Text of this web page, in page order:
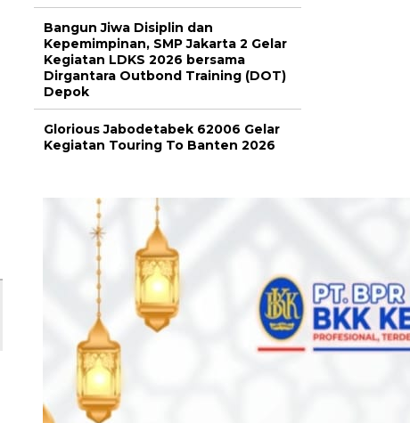
Bangun Jiwa Disiplin dan
Kepemimpinan, SMP Jakarta 2 Gelar
Kegiatan LDKS 2026 bersama
Dirgantara Outbond Training (DOT)
Depok
Glorious Jabodetabek 62006 Gelar
Kegiatan Touring To Banten 2026